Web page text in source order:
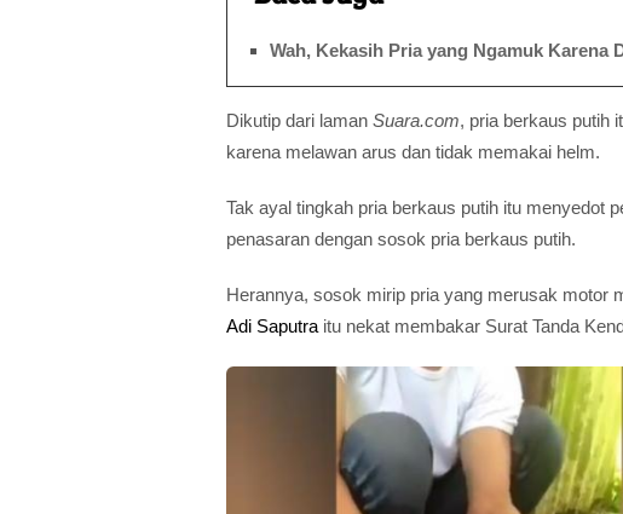
Wah, Kekasih Pria yang Ngamuk Karena
Dikutip dari laman Suara.com, pria berkaus putih
karena melawan arus dan tidak memakai helm.
Tak ayal tingkah pria berkaus putih itu menyedot
penasaran dengan sosok pria berkaus putih.
Herannya, sosok mirip pria yang merusak motor
Adi Saputra itu nekat membakar Surat Tanda